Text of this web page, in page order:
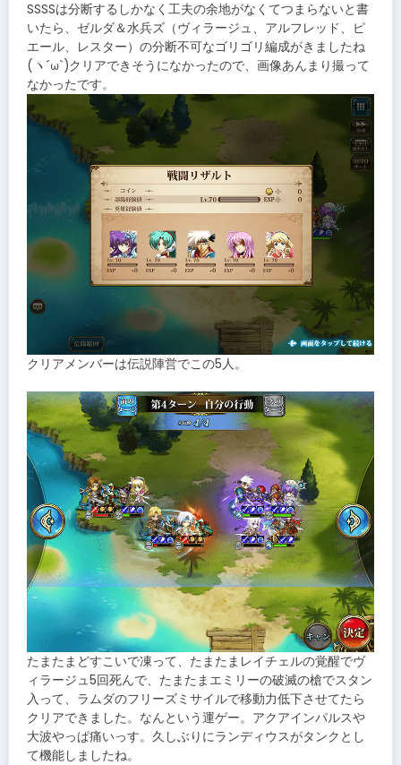
SSSSは分断するしかなく工夫の余地がなくてつまらないと書
いたら、ゼルダ＆水兵ズ（ヴィラージュ、アルフレッド、ピ
エール、レスター）の分断不可なゴリゴリ編成がきましたね
(ヽ´ω`)クリアできそうになかったので、画像あんまり撮って
なかったです。
クリアメンバーは伝説陣営でこの5人。
たまたまどすこいで凍って、たまたまレイチェルの覚醒でヴ
ィラージュ5回死んで、たまたまエミリーの破滅の槍でスタン
入って、ラムダのフリーズミサイルで移動力低下させてたら
クリアできました。なんという運ゲー。アクアインパルスや
大波やっぱ痛いっす。久しぶりにランディウスがタンクとし
て機能しましたね。